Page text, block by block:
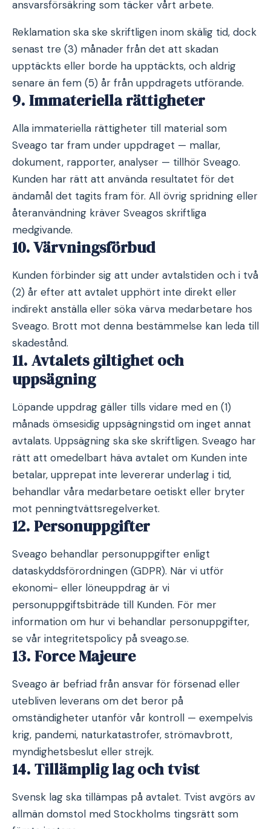
ansvarsförsäkring som täcker vårt arbete.
Reklamation ska ske skriftligen inom skälig tid, dock
senast tre (3) månader från det att skadan
upptäckts eller borde ha upptäckts, och aldrig
senare än fem (5) år från uppdragets utförande.
9. Immateriella rättigheter
Alla immateriella rättigheter till material som
Sveago tar fram under uppdraget — mallar,
dokument, rapporter, analyser — tillhör Sveago.
Kunden har rätt att använda resultatet för det
ändamål det tagits fram för. All övrig spridning eller
återanvändning kräver Sveagos skriftliga
medgivande.
10. Värvningsförbud
Kunden förbinder sig att under avtalstiden och i två
(2) år efter att avtalet upphört inte direkt eller
indirekt anställa eller söka värva medarbetare hos
Sveago. Brott mot denna bestämmelse kan leda till
skadestånd.
11. Avtalets giltighet och
uppsägning
Löpande uppdrag gäller tills vidare med en (1)
månads ömsesidig uppsägningstid om inget annat
avtalats. Uppsägning ska ske skriftligen. Sveago har
rätt att omedelbart häva avtalet om Kunden inte
betalar, upprepat inte levererar underlag i tid,
behandlar våra medarbetare oetiskt eller bryter
mot penningtvättsregelverket.
12. Personuppgifter
Sveago behandlar personuppgifter enligt
dataskyddsförordningen (GDPR). När vi utför
ekonomi- eller löneuppdrag är vi
personuppgiftsbiträde till Kunden. För mer
information om hur vi behandlar personuppgifter,
se vår integritetspolicy på sveago.se.
13. Force Majeure
Sveago är befriad från ansvar för försenad eller
utebliven leverans om det beror på
omständigheter utanför vår kontroll — exempelvis
krig, pandemi, naturkatastrofer, strömavbrott,
myndighetsbeslut eller strejk.
14. Tillämplig lag och tvist
Svensk lag ska tillämpas på avtalet. Tvist avgörs av
allmän domstol med Stockholms tingsrätt som